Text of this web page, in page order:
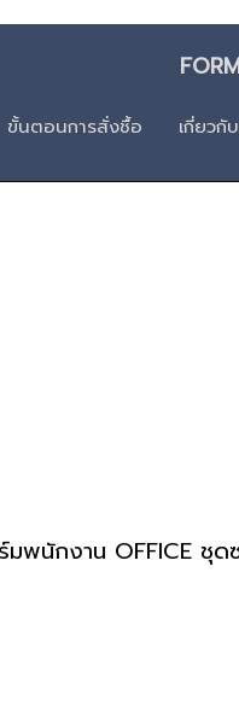
ขั้นตอนการสั่งชื้อ เกี่ยวกับ
มพนักงาน OFFICE ชุด